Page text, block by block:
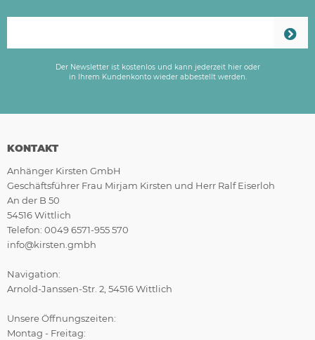
Der Newsletter ist kostenlos und kann jederzeit hier oder
in Ihrem Kundenkonto wieder abbestellt werden.
KONTAKT
Anhänger Kirsten GmbH
Geschäftsführer Frau Mirjam Kirsten und Herr Ralf Eiserloh
An der B 50
54516 Wittlich
Telefon: 0049 6571-955 570
info@kirsten.gmbh
Navigation:
Arnold-Janssen-Str. 2, 54516 Wittlich
Unsere Öffnungszeiten:
Montag - Freitag: